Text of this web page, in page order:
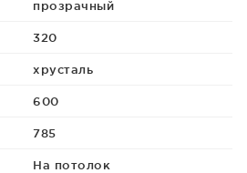
прозрачный
320
хрусталь
600
785
На потолок